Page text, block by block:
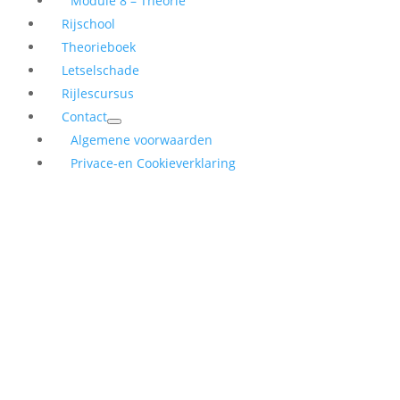
Rijschool
Theorieboek
Letselschade
Rijlescursus
Contact
Algemene voorwaarden
Privace-en Cookieverklaring